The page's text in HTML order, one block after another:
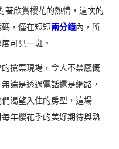
著欣賞櫻花的熱情，這次的
，僅在短短兩分鐘內，所
可見一斑。
搶票現場，令人不禁感慨
論是透過電話還是網路，
渴望入住的房型，這場
每年櫻花季的美好期待與熱